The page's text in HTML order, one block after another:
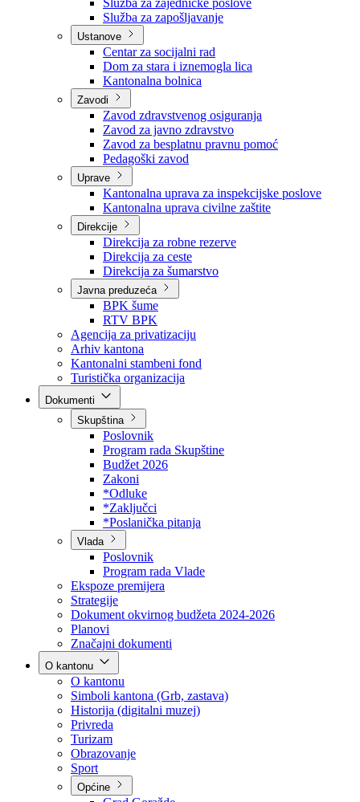
Službe
Služba za odnose s javnošću
Služba za zajedničke poslove
Služba za zapošljavanje
Ustanove
Centar za socijalni rad
Dom za stara i iznemogla lica
Kantonalna bolnica
Zavodi
Zavod zdravstvenog osiguranja
Zavod za javno zdravstvo
Zavod za besplatnu pravnu pomoć
Pedagoški zavod
Uprave
Kantonalna uprava za inspekcijske poslove
Kantonalna uprava civilne zaštite
Direkcije
Direkcija za robne rezerve
Direkcija za ceste
Direkcija za šumarstvo
Javna preduzeća
BPK šume
RTV BPK
Agencija za privatizaciju
Arhiv kantona
Kantonalni stambeni fond
Turistička organizacija
Skupština
Poslovnik
Program rada Skupštine
Budžet 2026
Zakoni
*Odluke
*Zaključci
*Poslanička pitanja
Vlada
Poslovnik
Program rada Vlade
Ekspoze premijera
Strategije
Dokument okvirnog budžeta 2024-2026
Planovi
Značajni dokumenti
O kantonu
O kantonu
Simboli kantona (Grb, zastava)
Historija (digitalni muzej)
Privreda
Turizam
Obrazovanje